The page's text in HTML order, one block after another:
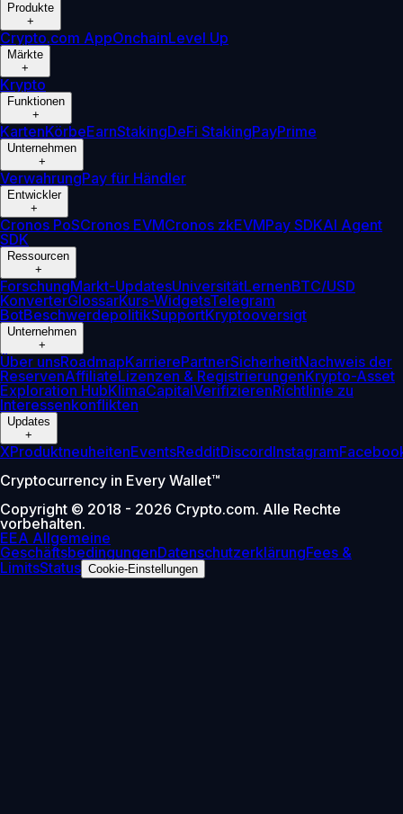
Produkte
+
Crypto.com AppOnchainLevel Up
Märkte
+
Krypto
Funktionen
+
KartenKörbeEarnStakingDeFi StakingPayPrime
Unternehmen
+
VerwahrungPay für Händler
Entwickler
+
Cronos PoSCronos EVMCronos zkEVMPay SDKAI Agent
SDK
Ressourcen
+
ForschungMarkt-UpdatesUniversitätLernenBTC/USD
KonverterGlossarKurs-WidgetsTelegram
BotBeschwerdepolitikSupportKryptooversigt
Unternehmen
+
Über unsRoadmapKarrierePartnerSicherheitNachweis der
ReservenAffiliateLizenzen & RegistrierungenKrypto-Asset
Exploration HubKlimaCapitalVerifizierenRichtlinie zu
Interessenkonflikten
Updates
+
XProduktneuheitenEventsRedditDiscordInstagram
Cryptocurrency in Every Wallet™
Copyright © 2018 - 2026 Crypto.com. Alle Rechte
vorbehalten.
EEA Allgemeine
GeschäftsbedingungenDatenschutzerklärungFees &
LimitsStatus Cookie-Einstellungen